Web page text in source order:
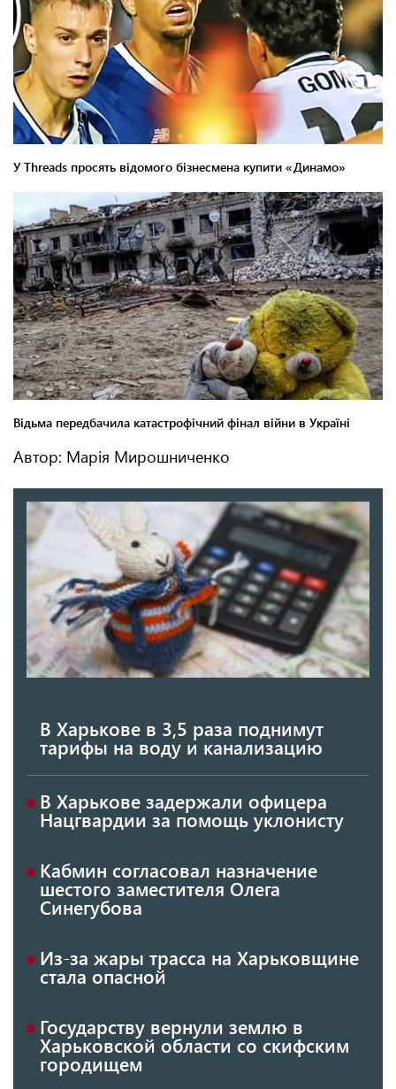
Автор: Марія Мирошниченко
В Харькове в 3,5 раза поднимут
тарифы на воду и канализацию
В Харькове задержали офицера
Нацгвардии за помощь уклонисту
Кабмин согласовал назначение
шестого заместителя Олега
Синегубова
Из-за жары трасса на Харьковщине
стала опасной
Государству вернули землю в
Харьковской области со скифским
городищем